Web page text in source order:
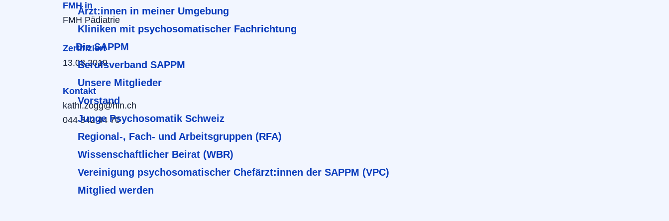
Ärzt:innen in meiner Umgebung
Kliniken mit psychosomatischer Fachrichtung
Die SAPPM
Berufsverband SAPPM
Unsere Mitglieder
Vorstand
Junge Psychosomatik Schweiz
Regional-, Fach- und Arbeitsgruppen (RFA)
Wissenschaftlicher Beirat (WBR)
Vereinigung psychosomatischer Chefärzt:innen der SAPPM (VPC)
Mitglied werden
FMH in
FMH Pädiatrie
Zertifiziert
13.08.2019
Kontakt
kathi.zogg@hin.ch
044 342 44 70